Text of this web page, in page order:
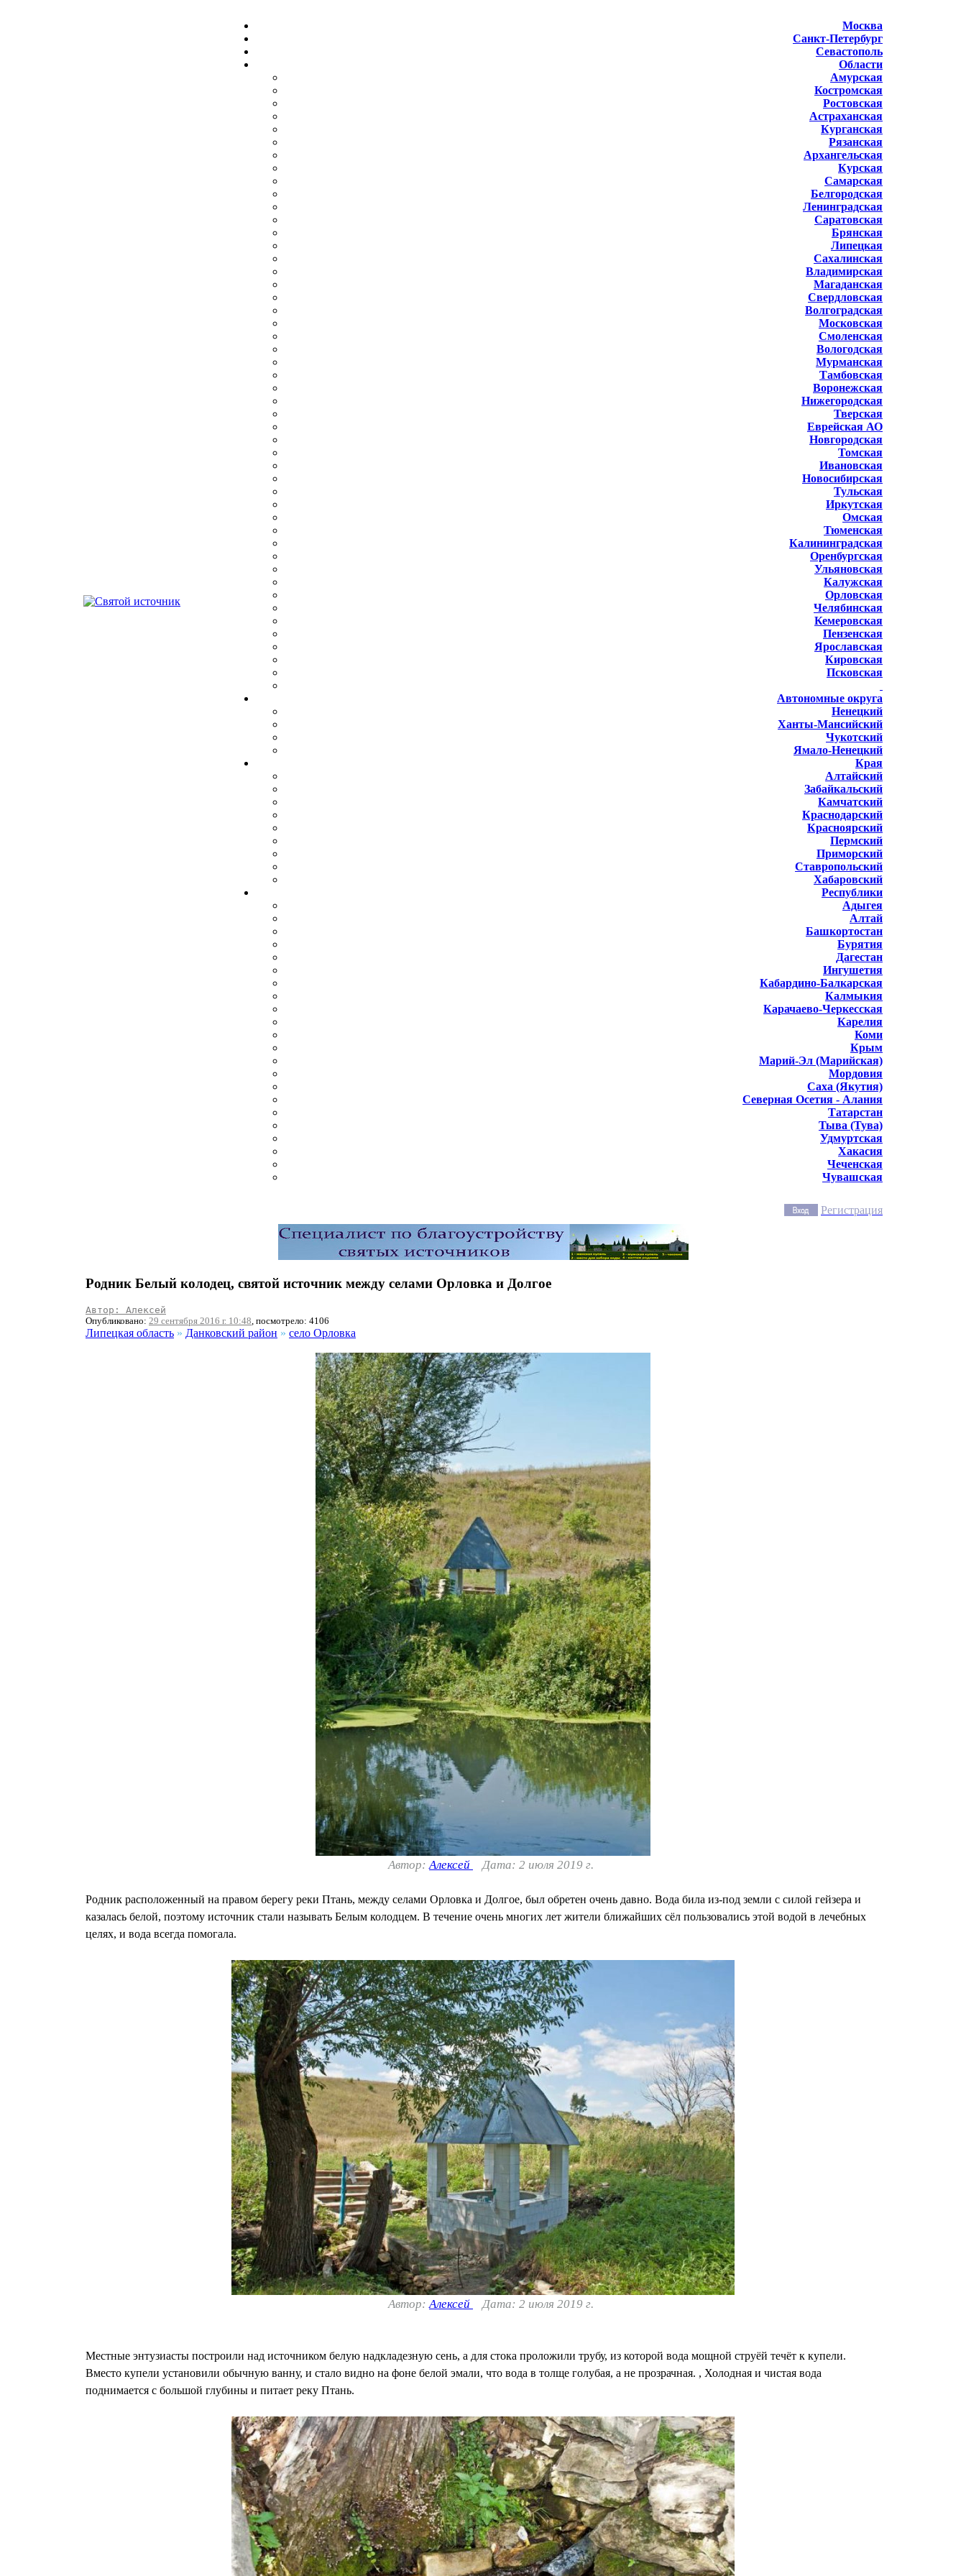
Москва
Санкт-Петербург
Севастополь
Области
Амурская
Костромская
Ростовская
Астраханская
Курганская
Рязанская
Архангельская
Курская
Самарская
Белгородская
Ленинградская
Саратовская
Брянская
Липецкая
Сахалинская
Владимирская
Магаданская
Свердловская
Волгоградская
Московская
Смоленская
Вологодская
Мурманская
Тамбовская
Воронежская
Нижегородская
Тверская
Еврейская АО
Новгородская
Томская
Ивановская
Новосибирская
Тульская
Иркутская
Омская
Тюменская
Калининградская
Оренбургская
Ульяновская
Калужская
Орловская
Челябинская
Кемеровская
Пензенская
Ярославская
Кировская
Псковская
Автономные округа
Ненецкий
Ханты-Мансийский
Чукотский
Ямало-Ненецкий
Края
Алтайский
Забайкальский
Камчатский
Краснодарский
Красноярский
Пермский
Приморский
Ставропольский
Хабаровский
Республики
Адыгея
Алтай
Башкортостан
Бурятия
Дагестан
Ингушетия
Кабардино-Балкарская
Калмыкия
Карачаево-Черкесская
Карелия
Коми
Крым
Марий-Эл (Марийская)
Мордовия
Саха (Якутия)
Северная Осетия - Алания
Татарстан
Тыва (Тува)
Удмуртская
Хакасия
Чеченская
Чувашская
Регистрация
Родник Белый колодец, святой источник между селами Орловка и Долгое
Автор: Алексей
Опубликовано: 29 сентября 2016 г. 10:48, посмотрело: 4106
Липецкая область » Данковский район » село Орловка
Автор:Алексей Дата: 2 июля 2019 г.
Родник расположенный на правом берегу реки Птань, между селами Орловка и Долгое, был обретен очень давно. Вода била из-под земли с силой гейзера и
казалась белой, поэтому источник стали называть Белым колодцем. В течение очень многих лет жители ближайших сёл пользовались этой водой в лечебных
целях, и вода всегда помогала.
Автор:Алексей Дата: 2 июля 2019 г.
Местные энтузиасты построили над источником белую надкладезную сень, а для стока проложили трубу, из которой вода мощной струёй течёт к купели.
Вместо купели установили обычную ванну, и стало видно на фоне белой эмали, что вода в толще голубая, а не прозрачная. , Холодная и чистая вода
поднимается с большой глубины и питает реку Птань.